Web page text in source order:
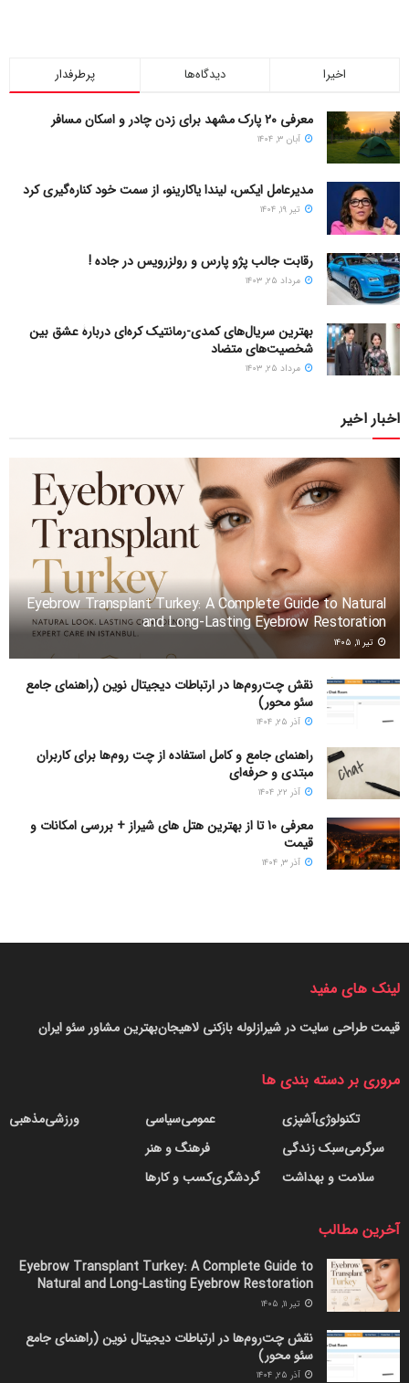
پرطرفدار دیدگاه‌ها اخیرا
معرفی ۲۰ پارک مشهد برای زدن چادر و اسکان مسافر
آبان ۳, ۱۴۰۴
مدیرعامل ایکس، لیندا یاکارینو، از سمت خود کناره‌گیری کرد
تیر ۱۹, ۱۴۰۴
رقابت جالب پژو پارس و رولزرویس در جاده !
مرداد ۲۵, ۱۴۰۳
بهترین سریال‌های کمدی-رمانتیک کره‌ای دربارۀ عشق بین
شخصیت‌های متضاد
مرداد ۲۵, ۱۴۰۳
اخبار اخیر
Eyebrow Transplant Turkey: A Complete Guide to Natural
and Long-Lasting Eyebrow Restoration
تیر ۱۱, ۱۴۰۵
نقش چت‌روم‌ها در ارتباطات دیجیتال نوین (راهنمای جامع
سئو محور)
آذر ۲۵, ۱۴۰۴
راهنمای جامع و کامل استفاده از چت روم‌ها برای کاربران
مبتدی و حرفه‌ای
آذر ۲۲, ۱۴۰۴
معرفی 10 تا از بهترین هتل های شیراز + بررسی امکانات و
قیمت
آذر ۳, ۱۴۰۴
لینک های مفید
بهترین مشاور سئو ایرانلوله بازکنی لاهیجانقیمت طراحی سایت در شیراز
مروری بر دسته بندی ها
آشپزیتکنولوژی
سبک زندگیسرگرمی
سلامت و بهداشت
سیاسیعمومی
فرهنگ و هنر
کسب و کارهاگردشگری
مذهبیورزشی
آخرین مطالب
Eyebrow Transplant Turkey: A Complete Guide to
Natural and Long-Lasting Eyebrow Restoration
تیر ۱۱, ۱۴۰۵
نقش چت‌روم‌ها در ارتباطات دیجیتال نوین (راهنمای جامع
سئو محور)
آذر ۲۵, ۱۴۰۴